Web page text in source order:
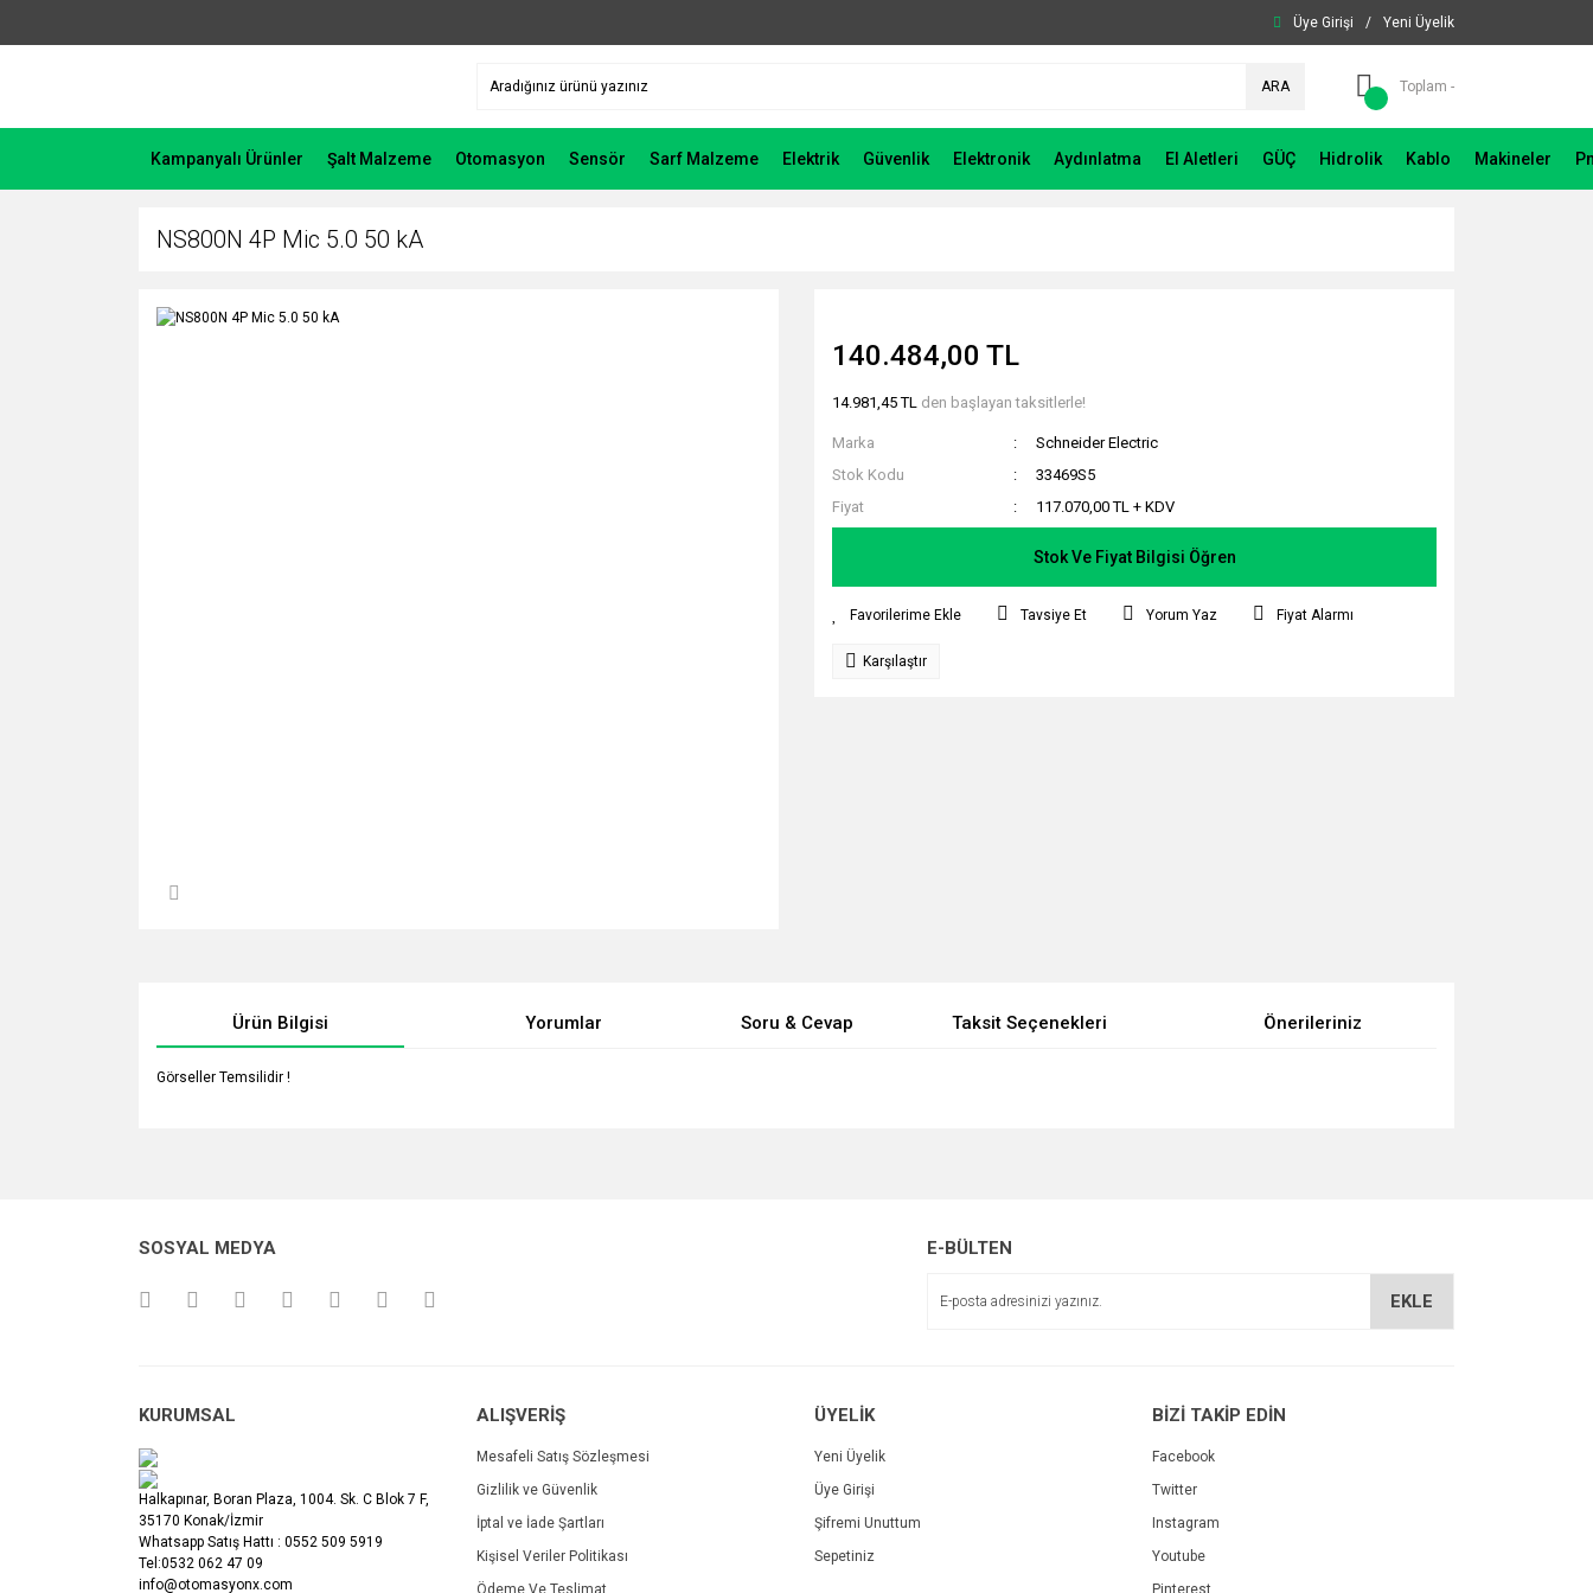
Üye Girişi / Yeni Üyelik
ARA Toplam -
Kampanyalı Ürünler Şalt Malzeme Otomasyon Sensör Sarf Malzeme Elektrik Güvenlik Elektronik Aydınlatma El Aletleri GÜÇ Hidrolik Kablo Makineler
NS800N 4P Mic 5.0 50 kA
140.484,00 TL
14.981,45 TL den başlayan taksitlerle!
Marka
Schneider Electric
Stok Kodu
33469S5
Fiyat
117.070,00 TL + KDV
Stok Ve Fiyat Bilgisi Öğren
Tavsiye Et Yorum Yaz Fiyat Alarmı
Karşılaştır
Ürün Bilgisi Yorumlar Soru & Cevap Taksit Seçenekleri Önerileriniz
Görseller Temsilidir !
Ürün açıklamasında eksik bilgiler bulunuyor.
SOSYAL MEDYA E-BÜLTEN
EKLE
KURUMSAL
Halkapınar, Boran Plaza, 1004. Sk. C Blok 7 F,
35170 Konak/İzmir
Whatsapp Satış Hattı : 0552 509 5919
Tel:0532 062 47 09
info@otomasyonx.com
ALIŞVERİŞ
Mesafeli Satış Sözleşmesi
Gizlilik ve Güvenlik
İptal ve İade Şartları
Kişisel Veriler Politikası
Ödeme Ve Teslimat
ÜYELİK
Yeni Üyelik
Üye Girişi
Şifremi Unuttum
Sepetiniz
BİZİ TAKİP EDİN
Facebook
Twitter
Instagram
Youtube
Pinterest